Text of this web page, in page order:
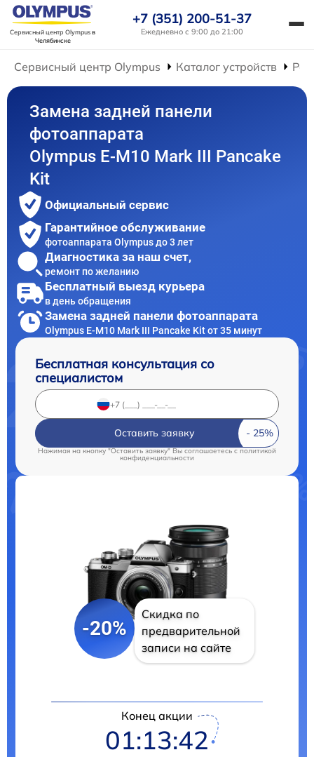
Сервисный центр Olympusв
Челябинске
+7 (351) 200-51-37
Ежедневно с 9:00 до 21:00
Сервисный центр Olympus Каталог устройств
Замена задней панели
фотоаппарата
Olympus E-M10 Mark III Pancake
Kit
Официальный сервис
Гарантийное обслуживание
фотоаппарата Olympus до 3 лет
Диагностика за наш счет,
ремонт по желанию
Бесплатный выезд курьера
в день обращения
Замена задней панели фотоаппарата
Olympus E-M10 Mark III Pancake Kit от 35 минут
Бесплатная консультация со
специалистом
Оставить заявку
Нажимая на кнопку "Оставить заявку" Вы соглашаетесь c политикой
конфиденциальности
-20%
Скидка по
предварительной
записи на сайте
Конец акции
01:13:42